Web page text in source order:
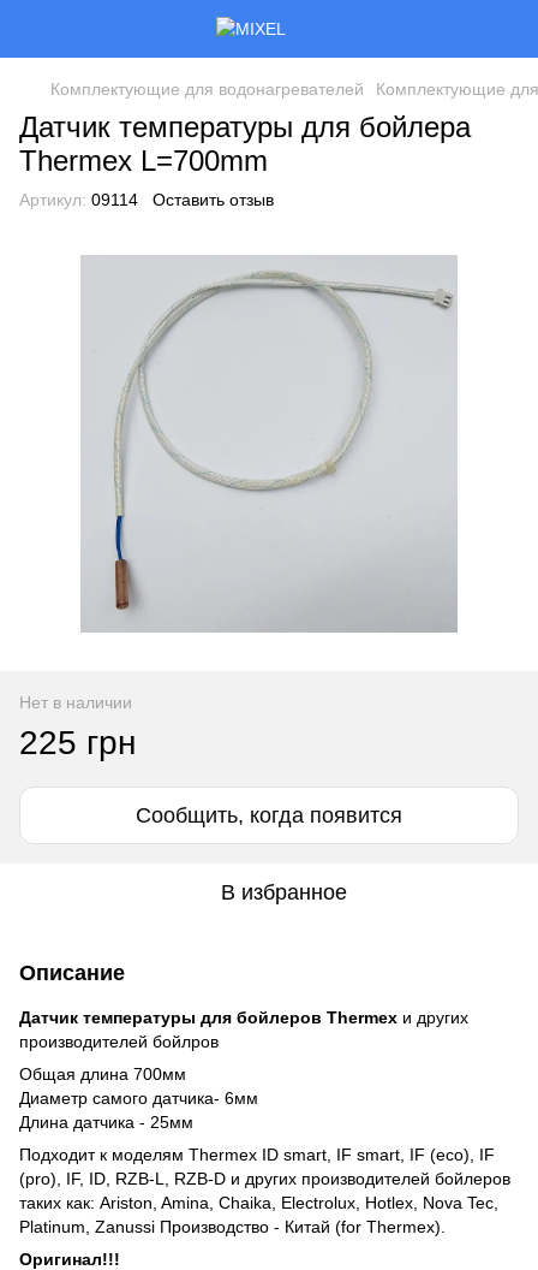
Комплектующие для водонагревателей Комплектующие
Датчик температуры для бойлера
Thermex L=700mm
Артикул: 09114 Оставить отзыв
Нет в наличии
225 грн
Сообщить, когда появится
В избранное
Описание
Датчик температуры для бойлеров Thermex и других
производителей бойлров
Общая длина 700мм
Диаметр самого датчика- 6мм
Длина датчика - 25мм
Подходит к моделям Тhermex ID smart, IF smart, IF (eco), IF
(pro), IF, ID, RZB-L, RZB-D и других производителей бойлеров
таких как: Ariston, Amina, Chaika, Electrolux, Hotlex, Nova Tec,
Platinum, Zanussi Производство - Китай (for Thermex).
Оригинал!!!